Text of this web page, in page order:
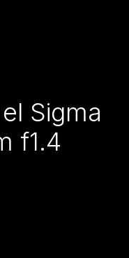
Sigma
f1.4